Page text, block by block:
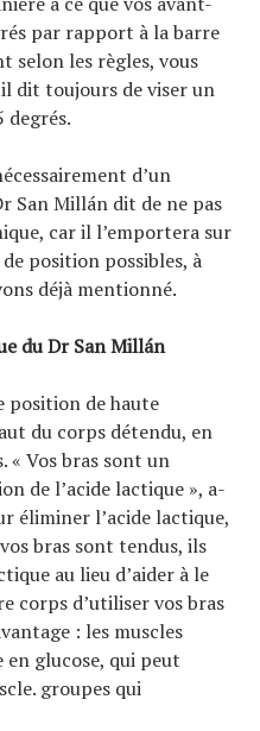
par rapport à la barre
selon les règles, vous
dit toujours de viser un
degrés.
d’un
San Millán dit de ne pas
car il l’emportera sur
position possibles, à
déjà mentionné.
du Dr San Millán
position de haute
du corps détendu, en
« Vos bras sont un
de l’acide lactique », a-
éliminer l’acide lactique,
bras sont tendus, ils
au lieu d’aider à le
corps d’utiliser vos bras
: les muscles
en glucose, qui peut
groupes qui